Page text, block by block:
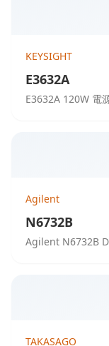
KEYSIGHT
E3632A
E3632A 120W 電
Agilent
N6732B
Agilent N6732B
TAKASAGO